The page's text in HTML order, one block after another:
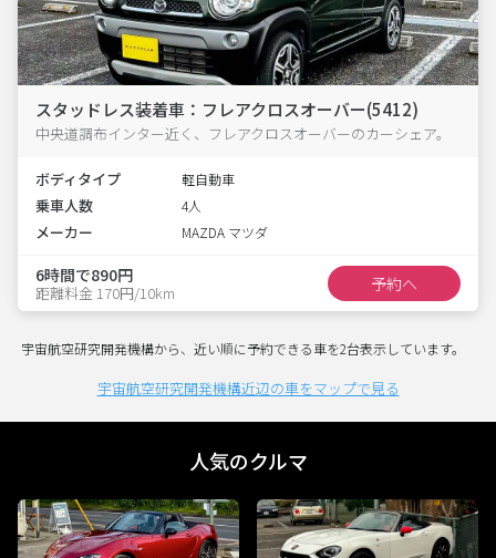
スタッドレス装着車：フレアクロスオーバー(5412)
中央道調布インター近く、フレアクロスオーバーのカーシェア。
ボディタイプ 軽自動車
乗車人数 4人
メーカー MAZDA マツダ
6時間で890円
距離料金 170円/10km 予約へ
宇宙航空研究開発機構から、近い順に予約できる車を2台表示しています。
宇宙航空研究開発機構近辺の車をマップで見る
人気のクルマ